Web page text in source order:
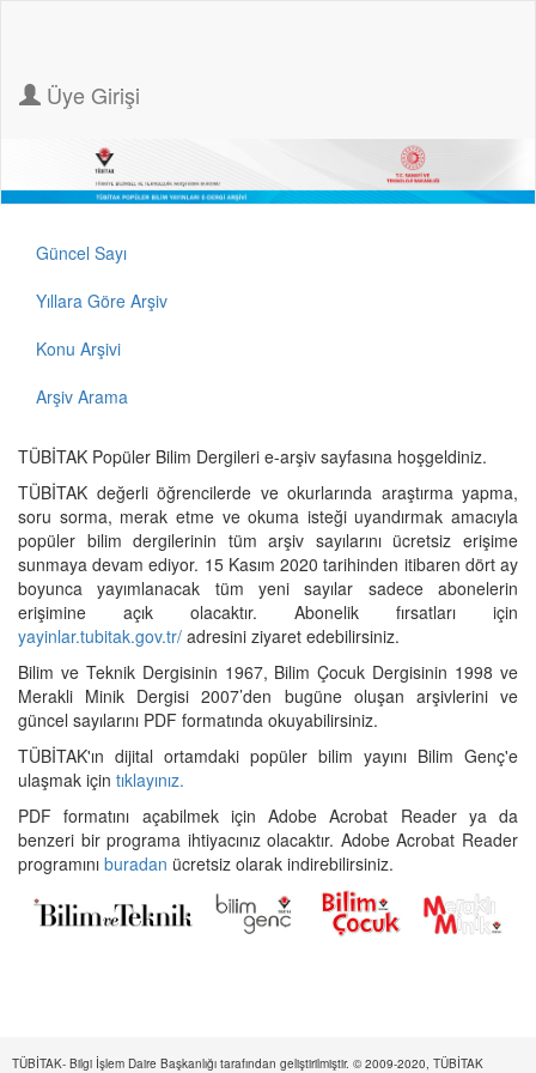
Üye Girişi
Güncel Sayı
Yıllara Göre Arşiv
Konu Arşivi
Arşiv Arama
TÜBİTAK Popüler Bilim Dergileri e-arşiv sayfasına hoşgeldiniz.
TÜBİTAK değerli öğrencilerde ve okurlarında araştırma yapma,
soru sorma, merak etme ve okuma isteği uyandırmak amacıyla
popüler bilim dergilerinin tüm arşiv sayılarını ücretsiz erişime
sunmaya devam ediyor. 15 Kasım 2020 tarihinden itibaren dört ay
boyunca yayımlanacak tüm yeni sayılar sadece abonelerin
erişimine açık olacaktır. Abonelik fırsatları için
yayinlar.tubitak.gov.tr/ adresini ziyaret edebilirsiniz.
Bilim ve Teknik Dergisinin 1967, Bilim Çocuk Dergisinin 1998 ve
Merakli Minik Dergisi 2007’den bugüne oluşan arşivlerini ve
güncel sayılarını PDF formatında okuyabilirsiniz.
TÜBİTAK'ın dijital ortamdaki popüler bilim yayını Bilim Genç'e
ulaşmak için tıklayınız.
PDF formatını açabilmek için Adobe Acrobat Reader ya da
benzeri bir programa ihtiyacınız olacaktır. Adobe Acrobat Reader
programını buradan ücretsiz olarak indirebilirsiniz.
TÜBİTAK- Bilgi İşlem Daire Başkanlığı tarafından geliştirilmiştir. © 2009-2020, TÜBİTAK